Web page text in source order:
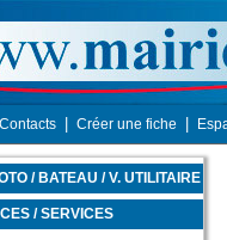
Contacts Créer une fiche
/ BATEAU / V. UTILITAIRE
/ SERVICES